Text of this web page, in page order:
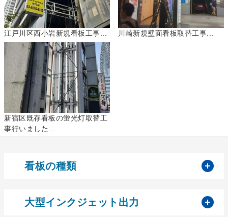
江戸川区西小岩新規看板工事... 川崎新規壁面看板取替工事...
新宿区既存看板の蛍光灯取替工
事行いました...
看板の種類
大型インクジェット出力